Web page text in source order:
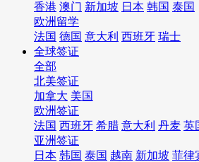
香港 澳门 新加坡 日本 韩国 泰国
欧洲留学
法国 德国 意大利 西班牙 瑞士
全球签证
全部
北美签证
加拿大 美国
欧洲签证
法国 西班牙 希腊 意大利 丹麦 英
亚洲签证
日本 韩国 泰国 越南 新加坡 菲律